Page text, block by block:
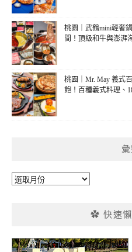
桃園｜武鶴mini輕奢
間！頂級和牛與澎湃
桃園｜Mr. May 義式
飽！百種義式料理、
彙
✿ 快速懶